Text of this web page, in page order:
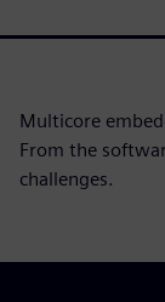
Multicore
From the
challenges.